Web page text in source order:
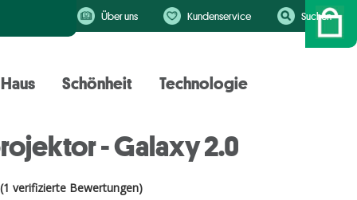
Über uns Kundenservice Suchen
Haus Schönheit Technologie
- Galaxy 2.0
verifizierte Bewertungen)